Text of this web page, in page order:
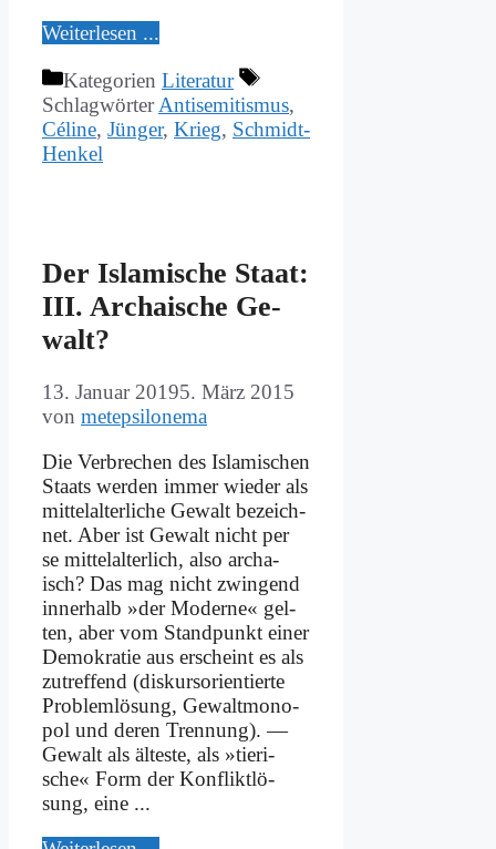
Wei­ter­le­sen ...
Kategorien Literatur
SchlagwörterAntisemitismus,
Céline, Jünger, Krieg, Schmidt-
Henkel
Der Is­la­mi­sche Staat:
III. Ar­chai­sche Ge­
walt?
13. Januar 20195. März 2015
von metepsilonema
Die Ver­bre­chen des Is­la­mi­schen
Staats wer­den im­mer wie­der als
mit­tel­al­ter­li­che Ge­walt be­zeich­
net. Aber ist Ge­walt nicht per
se mit­tel­al­ter­lich, al­so ar­cha­
isch? Das mag nicht zwin­gend
in­ner­halb »der Mo­der­ne« gel­
ten, aber vom Stand­punkt ei­ner
De­mo­kra­tie aus er­scheint es als
zu­tref­fend (dis­kurs­ori­en­tier­te
Pro­blem­lö­sung, Ge­walt­mo­no­
pol und de­ren Tren­nung). —
Ge­walt als äl­te­ste, als »tie­ri­
sche« Form der Kon­flikt­lö­
sung, ei­ne ...